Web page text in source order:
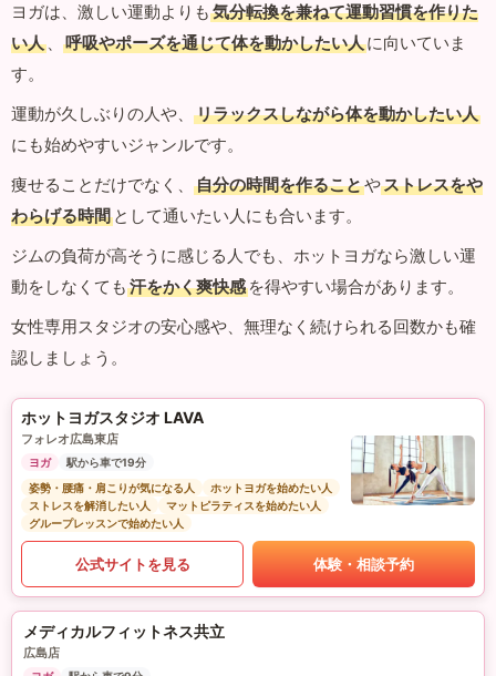
ヨガは、激しい運動よりも 気分転換を兼ねて運動習慣を作りた
い人 、 呼吸やポーズを通じて体を動かしたい人に向いていま
す。
運動が久しぶりの人や、
リラックスしながら体を動かしたい人
にも始めやすいジャンルです。
痩せることだけでなく、
自分の時間を作ることやストレスをや
わらげる時間 として通いたい人にも合います。
ジムの負荷が高そうに感じる人でも、ホットヨガなら激しい運
動をしなくても 汗をかく爽快感 を得やすい場合があります。
女性専用スタジオの安心感や、無理なく続けられる回数かも確
認しましょう。
ホットヨガスタジオ LAVA
フォレオ広島東店
ヨガ
駅から車で19分
姿勢・腰痛・肩こりが気になる人
ホットヨガを始めたい人
ストレスを解消したい人
マットピラティスを始めたい人
グループレッスンで始めたい人
公式サイトを見る 体験・相談予約
メディカルフィットネス共立
広島店